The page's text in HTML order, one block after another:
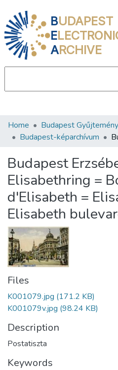
BUDAPEST
E
ARCHIVE
Communities & Collections
Statistics
About us
Home Budapest Gyűjtemény
Budapest-képarchívum
Budapest
Elisabethring =
d'Elisabeth =
Elisabeth
Files
K001079.jpg (171.2 KB)
K001079v.jpg (98.24 KB)
Description
Postatiszta
Keywords